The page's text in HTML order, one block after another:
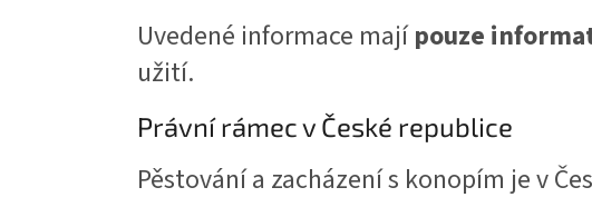
Uvedené informace majípouze
užití.
Právní rámec v České republice
Pěstování a zacházení s konopím je v